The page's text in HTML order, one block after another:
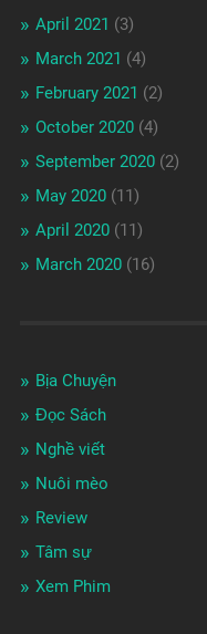
April 2021 (3)
March 2021 (4)
February 2021 (2)
October 2020(4)
September 2020(2)
May 2020(11)
April 2020(11)
March 2020(16)
Bịa Chuyện
Đọc Sách
Nghề viết
Nuôi mèo
Review
Tâm sự
Xem Phim